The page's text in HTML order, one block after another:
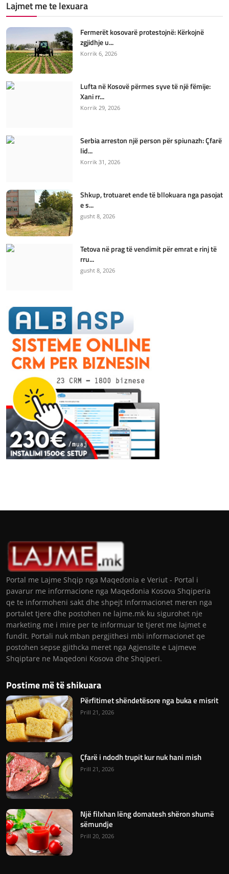
Lajmet me te lexuara
Fermerët kosovarë protestojnë: Kërkojnë
zgjidhje u...
Korrik 6, 2026
Lufta në Kosovë përmes syve të një fëmije:
Xani rr...
Korrik 29, 2026
Serbia arreston një person për spiunazh: Çfarë
lid...
Korrik 31, 2026
Shkup, trotuaret ende të bllokuara nga pasojat
e s...
gusht 8, 2026
Tetova në prag të vendimit për emrat e rinj të
rru...
gusht 8, 2026
Portal me Lajme Shqip nga Maqedonia e Veriut - Portal i
pavarur me informacione nga Maqedonia Kosova Shqiperia
qe te informoheni sakt dhe shpejt Informacionet meren nga
portalet tjere dhe postohen ne lajme.mk ku sigurohet nje
marketing me i mire per te informuar te tjeret me lajmet e
fundit. Portali nuk mban pergjithesi mbi informacionet qe
postohen sepse gjithcka meret nga Agjensite e Lajmeve
Shqiptare ne Maqedoni Kosova dhe Shqiperi.
Postime më të shikuara
Përfitimet shëndetësore nga buka e misrit
Prill 21, 2026
Çfarë i ndodh trupit kur nuk hani mish
Prill 21, 2026
Një filxhan lëng domatesh shëron shumë
sëmundje
Prill 20, 2026